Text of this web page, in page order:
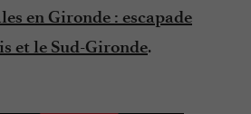
en Gironde : escapade
et le Sud-Gironde.